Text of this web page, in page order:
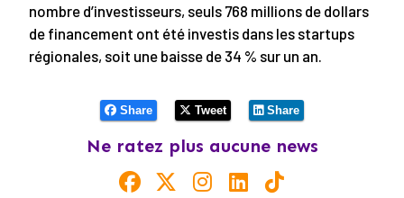
nombre d’investisseurs, seuls 768 millions de dollars
de financement ont été investis dans les startups
régionales, soit une baisse de 34 % sur un an.
Share Tweet Share
Ne ratez plus aucune news